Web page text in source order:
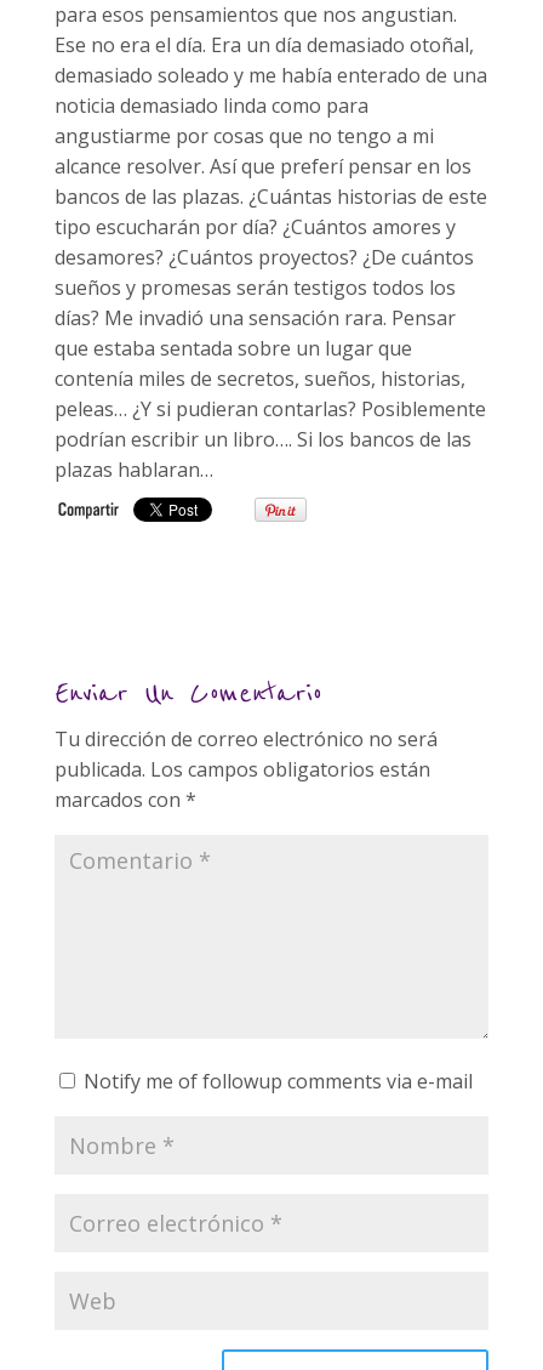
para esos pensamientos que nos angustian.
Ese no era el día. Era un día demasiado otoñal,
demasiado soleado y me había enterado de una
noticia demasiado linda como para
angustiarme por cosas que no tengo a mi
alcance resolver. Así que preferí pensar en los
bancos de las plazas. ¿Cuántas historias de este
tipo escucharán por día? ¿Cuántos amores y
desamores? ¿Cuántos proyectos? ¿De cuántos
sueños y promesas serán testigos todos los
días? Me invadió una sensación rara. Pensar
que estaba sentada sobre un lugar que
contenía miles de secretos, sueños, historias,
peleas… ¿Y si pudieran contarlas? Posiblemente
podrían escribir un libro…. Si los bancos de las
plazas hablaran…
Enviar Un Comentario
Tu dirección de correo electrónico no será
publicada. Los campos obligatorios están
marcados con *
Notify me of followup comments via e-mail